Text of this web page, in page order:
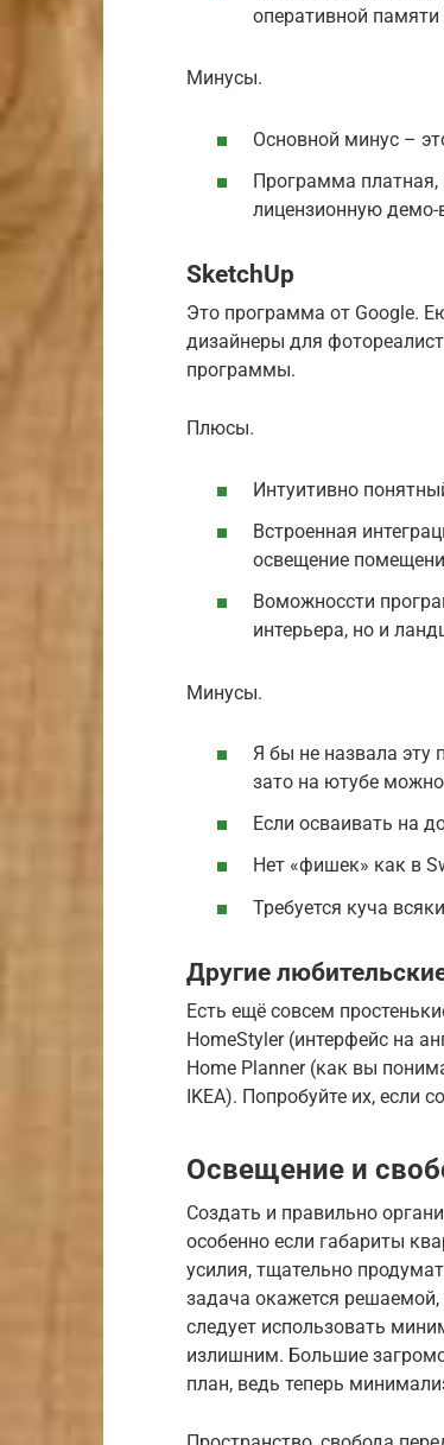
оперативной памяти
Минусы.
Основной минус –
Программа платная,
лицензионную демо-
SketchUp
Это программа от Google.
дизайнеры для
программы.
Плюсы.
Интуитивно
Встроенная
освещение
Воможноссти
интерьера, но и
Минусы.
Я бы не назвала эту
зато на ютубе
Если осваивать на
Нет «фишек» как в
Требуется куча
Другие
Есть ещё совсем
HomeStyler (интерфейс на
Home Planner (как вы
IKEA). Попробуйте их, если
Освещение и
Создать и правильно
особенно если габариты
усилия, тщательно
задача окажется
следует использовать
излишним. Большие
план, ведь теперь